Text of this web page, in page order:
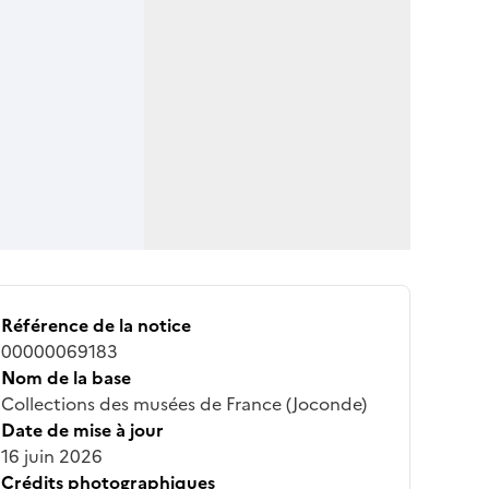
Référence de la notice
00000069183
Nom de la base
Collections des musées de France (Joconde)
Date de mise à jour
16 juin 2026
Crédits photographiques